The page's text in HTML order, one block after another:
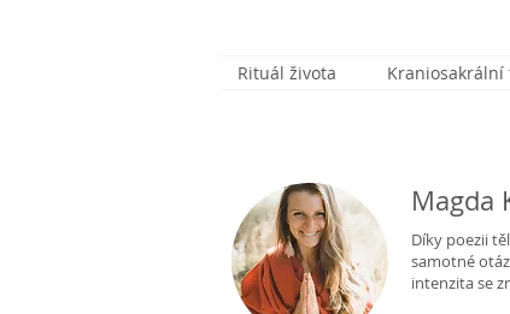
Rituál života Kraniosakrální
Magda
Díky poezii
samotné
intenzita se